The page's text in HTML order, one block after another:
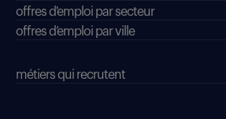
offres d'emploi par secteur
offres d’emploi par ville
métiers qui recrutent